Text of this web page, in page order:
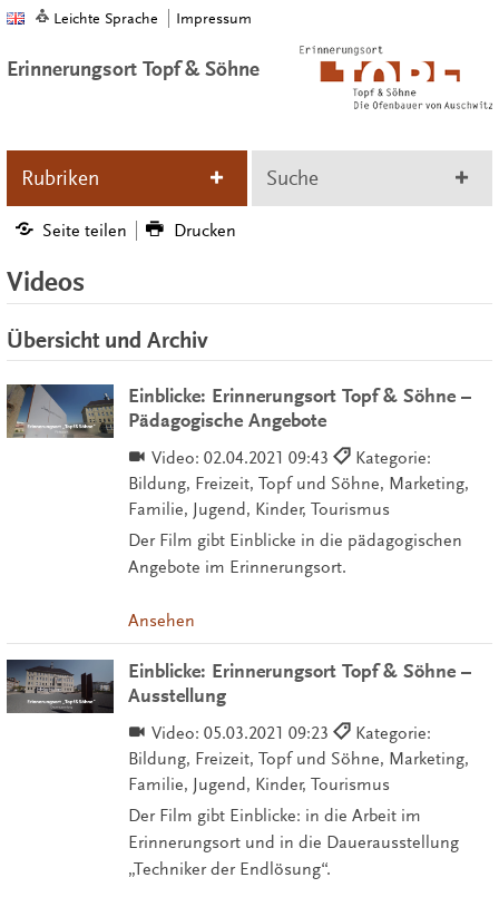
Leichte Sprache Impressum
Erinnerungsort Topf & Söhne
Rubriken Suche
Seite teilen Drucken
Videos
Übersicht und Archiv
Einblicke: Erinnerungsort Topf & Söhne –
Pädagogische Angebote
Video: 02.04.2021 09:43
Kategorie:
Bildung, Freizeit, Topf und Söhne, Marketing,
Familie, Jugend, Kinder, Tourismus
Der Film gibt Einblicke in die pädagogischen
Angebote im Erinnerungsort.
Ansehen
Einblicke: Erinnerungsort Topf & Söhne –
Ausstellung
Video: 05.03.2021 09:23
Kategorie:
Bildung, Freizeit, Topf und Söhne, Marketing,
Familie, Jugend, Kinder, Tourismus
Der Film gibt Einblicke: in die Arbeit im
Erinnerungsort und in die Dauerausstellung
„Techniker der Endlösung“.